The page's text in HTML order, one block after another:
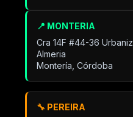
📍 MONTERIA
Cra 14F #44-36
Almeria
Montería, Córdoba
🔧 PEREIRA